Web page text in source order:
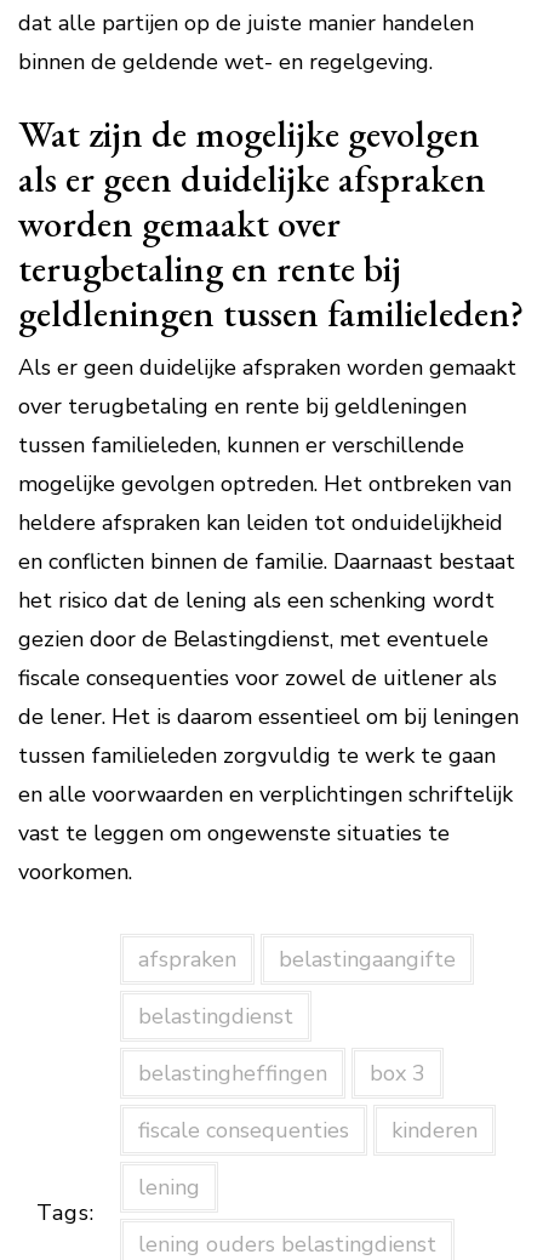
dat alle partijen op de juiste manier handelen
binnen de geldende wet- en regelgeving.
Wat zijn de mogelijke gevolgen
als er geen duidelijke afspraken
worden gemaakt over
terugbetaling en rente bij
geldleningen tussen familieleden?
Als er geen duidelijke afspraken worden gemaakt
over terugbetaling en rente bij geldleningen
tussen familieleden, kunnen er verschillende
mogelijke gevolgen optreden. Het ontbreken van
heldere afspraken kan leiden tot onduidelijkheid
en conflicten binnen de familie. Daarnaast bestaat
het risico dat de lening als een schenking wordt
gezien door de Belastingdienst, met eventuele
fiscale consequenties voor zowel de uitlener als
de lener. Het is daarom essentieel om bij leningen
tussen familieleden zorgvuldig te werk te gaan
en alle voorwaarden en verplichtingen schriftelijk
vast te leggen om ongewenste situaties te
voorkomen.
Tags:
afspraken
belastingaangifte
belastingdienst
belastingheffingen
box 3
fiscale consequenties
kinderen
lening
lening ouders belastingdienst